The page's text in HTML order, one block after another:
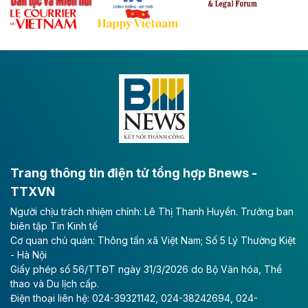
Tổng CTCP Xuất nhập khẩu và Xây dựng Việt Nam
(Vinaconex) đã khép lại nửa đầu năm với doanh thu
VNG sớm vượt kế hoạch lợi nhuận năm
CTCP Tập đoàn VNG công bố kết quả quý II với
lần cùng kỳ.
Theo vietnamfinance.vn
VinEnergo của tỷ phú Phạm Nhật Vượng
đăng ký đầu tư dự án điện gió 9.100 tỷ
đồng tại Quảng Trị
Công ty Cổ phần Năng lượng VinEnergo là nhà đầu tư
duy nhất nộp hồ sơ đăng ký thực hiện Dự án Nhà máy
Trang thông tin điện tử tổng hợp Bnews -
TTXVN
Người chịu trách nhiệm chính: Lê Thị Thanh Huyền. Trưởng ban
biên tập Tin Kinh tế
Cơ quan chủ quản: Thông tấn xã Việt Nam; Số 5 Lý Thường Kiệt
- Hà Nội
Giấy phép số 56/TTĐT ngày 31/3/2026 do Bộ Văn hóa, Thể
thao và Du lịch cấp.
Điện thoại liên hệ: 024-39321142, 024-38242694, 024-